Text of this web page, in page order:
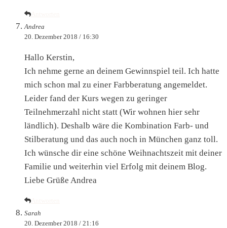
Andrea
20. Dezember 2018 / 16:30
Hallo Kerstin,
Ich nehme gerne an deinem Gewinnspiel teil. Ich hatte
mich schon mal zu einer Farbberatung angemeldet.
Leider fand der Kurs wegen zu geringer
Teilnehmerzahl nicht statt (Wir wohnen hier sehr
ländlich). Deshalb wäre die Kombination Farb- und
Stilberatung und das auch noch in München ganz toll.
Ich wünsche dir eine schöne Weihnachtszeit mit deiner
Familie und weiterhin viel Erfolg mit deinem Blog.
Liebe Grüße Andrea
Sarah
20. Dezember 2018 / 21:16